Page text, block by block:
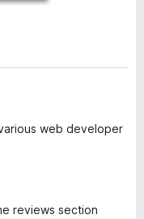
web developer
reviews section